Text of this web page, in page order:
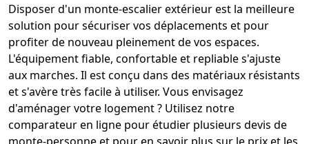
Disposer d'un monte-escalierextérieur est la meilleure
solution pour sécuriser vos déplacements et pour
profiter de nouveau pleinement de vos espaces.
L'équipement fiable, confortable et repliable s'ajuste
aux marches. Il est conçu dans des matériaux résistants
et s'avère très facile à utiliser. Vous envisagez
d'aménager votre logement ? Utilisez notre
comparateur en ligne pour étudier plusieurs devis de
monte-personneet pour en savoir plus sur le prix et les